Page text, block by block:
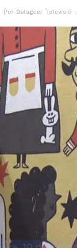
Per Balaguer Televisió